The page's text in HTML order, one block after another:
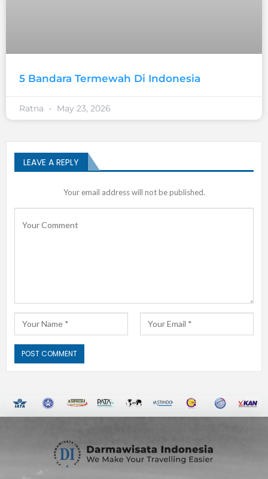
5 Bandara Termewah Di Indonesia
Ratna May 23, 2026
LEAVE A REPLY
Your email address will not be published.